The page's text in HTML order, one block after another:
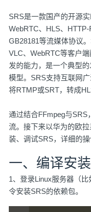
SRS是一款国产的开源
WebRTC、HLS、
GB28181等流媒体协议
VLC、WebRTC等客户
发的能力，是一个典型
模型。SRS支持互联网
将RTMP或SRT，转成
通过结合FFmpeg与SRS
流。接下来以华为的欧
装、调试SRS，详细的操
一、编译安
1、登录Linux服务器（
令安装SRS的依赖包。